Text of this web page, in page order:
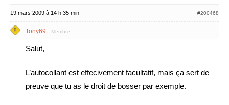
19 mars 2009 à 14 h 35 min #200468
Tony69 Membre
Salut,
L’autocollant est effecivement facultatif, mais ça sert de
preuve que tu as le droit de bosser par exemple.